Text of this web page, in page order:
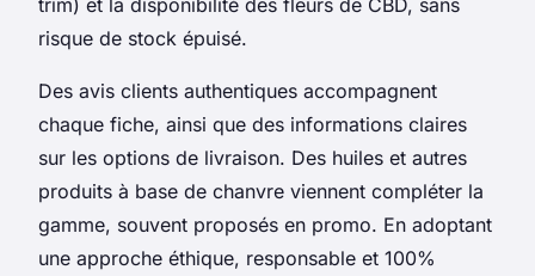
risque de stock épuisé.
Des avis clients authentiques accompagnent
chaque fiche, ainsi que des informations claires
sur les options de livraison. Des huiles et autres
produits à base de chanvre viennent compléter la
gamme, souvent proposés en promo. En adoptant
une approche éthique, responsable et 100%